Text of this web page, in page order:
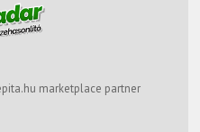
marketplace partner